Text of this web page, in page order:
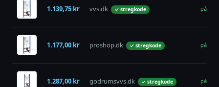
1.139,75 kr vvs.dk ✓ stregkode på
1.177,00 kr proshop.dk ✓ stregkode på
1.287,00 kr godrumsvvs.dk ✓ stregkode på